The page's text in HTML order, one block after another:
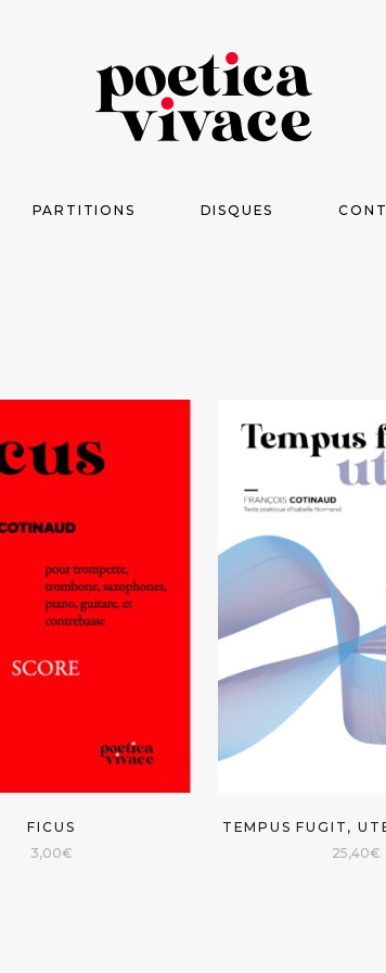
PARTITIONS DISQUES
FICUS
3,00€
TEMPUS FUGIT,
25,40€